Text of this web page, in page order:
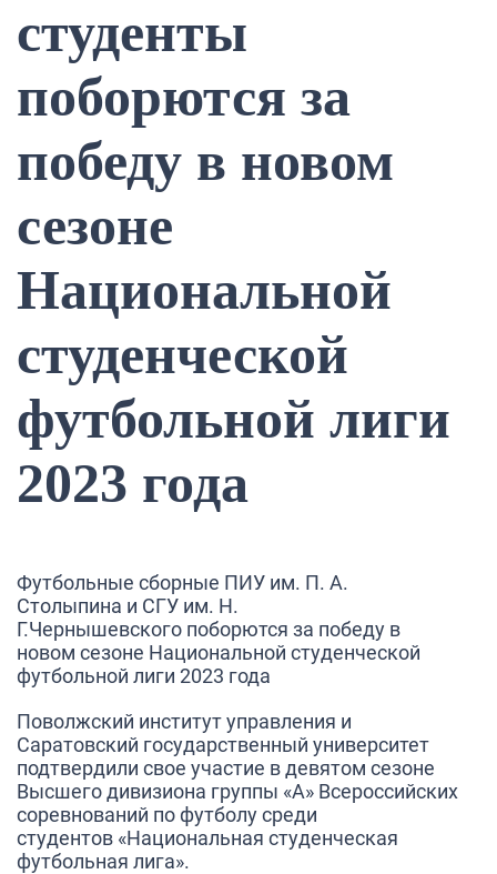
студенты
поборются за
победу в новом
сезоне
Национальной
студенческой
футбольной лиги
2023 года
Футбольные сборные ПИУ им. П. А.
Столыпина и СГУ им. Н.
Г.Чернышевского поборются за победу в
новом сезоне Национальной студенческой
футбольной лиги 2023 года
Поволжский институт управления и
Саратовский государственный университет
подтвердили свое участие в девятом сезоне
Высшего дивизиона группы «А» Всероссийских
соревнований по футболу среди
студентов «Национальная студенческая
футбольная лига».